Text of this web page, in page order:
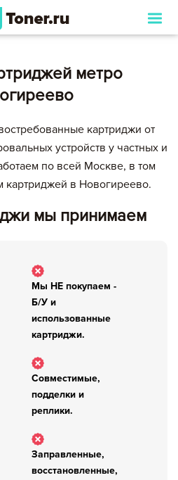
метро
картриджи от
устройств у частных и
по всей Москве, в том
картриджей в Новогиреево.
мы принимаем
Мы НЕ покупаем -
Б/У и
использованные
картриджи.
Совместимые,
подделки и
реплики.
Заправленные,
восстановленные,